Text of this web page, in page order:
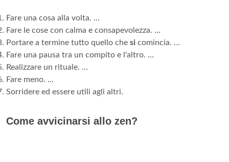
Fare una cosa alla volta. ...
Fare le cose con calma e consapevolezza. ...
Portare a termine tutto quello che si comincia. ...
Fare una pausa tra un compito e l'altro. ...
Realizzare un rituale. ...
Fare meno. ...
Sorridere ed essere utili agli altri.
Come avvicinarsi allo zen?